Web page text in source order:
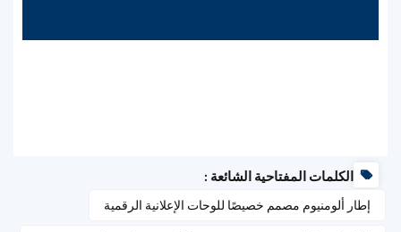
الكلمات المفتاحية الشائعة :
إطار ألومنيوم مصمم خصيصًا للوحات الإعلانية الرقمية